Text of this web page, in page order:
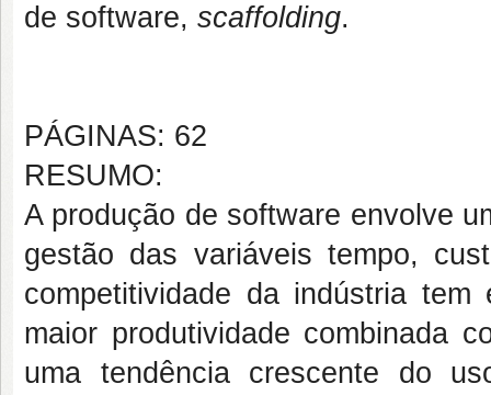
de software, scaffolding.
PÁGINAS: 62
RESUMO:
A produção de software envolve
gestão das variáveis tempo,
competitividade da indústria
maior produtividade combinada
uma tendência crescente do